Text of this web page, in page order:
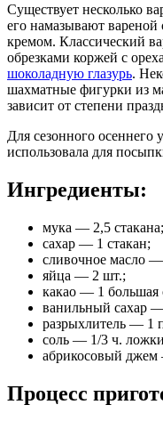
Существует несколько
его намазывают
кремом. Классический
обрезками коржей с
шоколадную глазурь.
шахматные фигурки из
зависит от степени
Для сезонного осеннего
использовала для
Ингредиенты:
мука — 2,5 стакана;
сахар — 1 стакан;
сливочное масло
яйца — 2 шт.;
какао — 1 большая
ванильный сахар
разрыхлитель — 1
соль — 1/3 ч.
абрикосовый джем
Процесс